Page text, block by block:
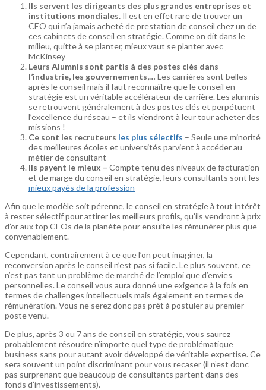
Ils servent les dirigeants des plus grandes entreprises et
institutions mondiales. Il est en effet rare de trouver un
CEO qui n’a jamais acheté de prestation de conseil chez un de
ces cabinets de conseil en stratégie. Comme on dit dans le
milieu, quitte à se planter, mieux vaut se planter avec
McKinsey
Leurs Alumnis sont partis à des postes clés dans
l’industrie, les gouvernements,… Les carrières sont belles
après le conseil mais il faut reconnaître que le conseil en
stratégie est un véritable accélérateur de carrière. Les alumnis
se retrouvent généralement à des postes clés et perpétuent
l’excellence du réseau – et ils viendront à leur tour acheter des
missions !
Ce sont les recruteurs les plus sélectifs – Seule une minorité
des meilleures écoles et universités parvient à accéder au
métier de consultant
Ils payent le mieux – Compte tenu des niveaux de facturation
et de marge du conseil en stratégie, leurs consultants sont les
mieux payés de la profession
Afin que le modèle soit pérenne, le conseil en stratégie à tout intérêt
à rester sélectif pour attirer les meilleurs profils, qu’ils vendront à prix
d’or aux top CEOs de la planète pour ensuite les rémunérer plus que
convenablement.
Cependant, contrairement à ce que l’on peut imaginer, la
reconversion après le conseil n’est pas si facile. Le plus souvent, ce
n’est pas tant un problème de marché de l’emploi que d’envies
personnelles. Le conseil vous aura donné une exigence à la fois en
termes de challenges intellectuels mais également en termes de
rémunération. Vous ne serez donc pas prêt à postuler au premier
poste venu.
De plus, après 3 ou 7 ans de conseil en stratégie, vous saurez
probablement résoudre n’importe quel type de problématique
business sans pour autant avoir développé de véritable expertise. Ce
sera souvent un point discriminant pour vous recaser (il n’est donc
pas surprenant que beaucoup de consultants partent dans des
fonds d’investissements).